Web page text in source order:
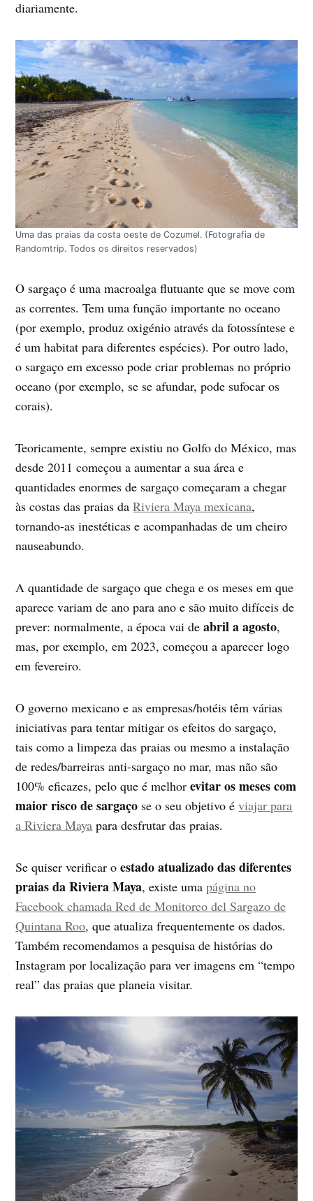
diariamente.
Uma das praias da costa oeste de Cozumel. (Fotografia de
Randomtrip. Todos os direitos reservados)
O sargaço é uma macroalga flutuante que se move com
as correntes. Tem uma função importante no oceano
(por exemplo, produz oxigénio através da fotossíntese e
é um habitat para diferentes espécies). Por outro lado,
o sargaço em excesso pode criar problemas no próprio
oceano (por exemplo, se se afundar, pode sufocar os
corais).
Teoricamente, sempre existiu no Golfo do México, mas
desde 2011 começou a aumentar a sua área e
quantidades enormes de sargaço começaram a chegar
às costas das praias daRiviera Maya mexicana,
tornando-as inestéticas e acompanhadas de um cheiro
nauseabundo.
A quantidade de sargaço que chega e os meses em que
aparece variam de ano para ano e são muito difíceis de
prever: normalmente, a época vai de abril a agosto,
mas, por exemplo, em 2023, começou a aparecer logo
em fevereiro.
O governo mexicano e as empresas/hotéis têm várias
iniciativas para tentar mitigar os efeitos do sargaço,
tais como a limpeza das praias ou mesmo a instalação
de redes/barreiras anti-sargaço no mar, mas não são
100% eficazes, pelo que é melhor evitar os meses com
maior risco de sargaço se o seu objetivo éviajar para
a Riviera Maya para desfrutar das praias.
Se quiser verificar oestado atualizado das diferentes
praias da Riviera Maya, existe umapágina no
Facebook chamada Red de Monitoreo del Sargazo de
Quintana Roo, que atualiza frequentemente os dados.
Também recomendamos a pesquisa de histórias do
Instagram por localização para ver imagens em “tempo
real” das praias que planeia visitar.